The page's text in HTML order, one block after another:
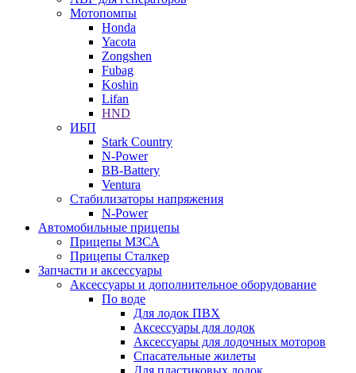
Мотопомпы
Honda
Yacota
Zongshen
Fubag
Koshin
Lifan
HND
ИБП
Stark Country
N-Power
BB-Battery
Ventura
Стабилизаторы напряжения
N-Power
Автомобильные прицепы
Прицепы МЗСА
Прицепы Сталкер
Запчасти и аксессуары
Аксессуары и дополнительное оборудование
По воде
Для лодок ПВХ
Аксессуары для лодок
Аксессуары для лодочных моторов
Спасательные жилеты
Для пластиковых лодок